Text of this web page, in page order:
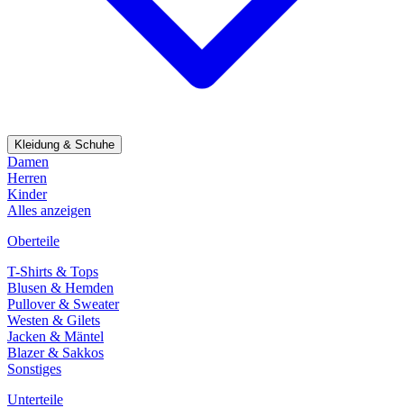
Kleidung & Schuhe
Damen
Herren
Kinder
Alles anzeigen
Oberteile
T-Shirts & Tops
Blusen & Hemden
Pullover & Sweater
Westen & Gilets
Jacken & Mäntel
Blazer & Sakkos
Sonstiges
Unterteile